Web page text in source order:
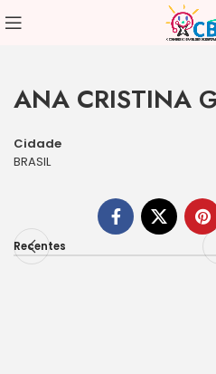
ANA CRISTINA
Cidade
BRASIL
Recentes